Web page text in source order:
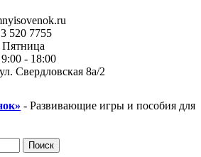
520 7755
- 18:00
Свердловская 8а/2
- Развивающие игры и пособия для
Поиск